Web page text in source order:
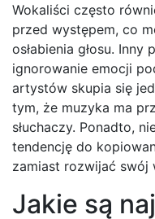
Wokaliści często
przed występem, co
osłabienia głosu. Inny
ignorowanie emocji
artystów skupia się
tym, że muzyka ma
słuchaczy. Ponadto,
tendencję do
zamiast rozwijać swój
Jakie są